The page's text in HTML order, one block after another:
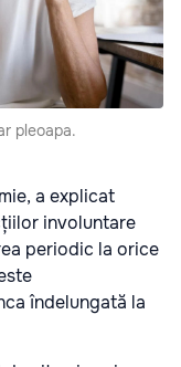
pleoapa.
a explicat
involuntare
periodic la orice
îndelungată la